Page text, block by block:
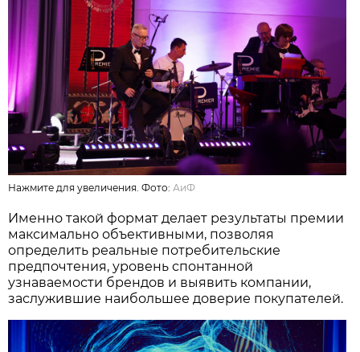
Нажмите для увеличения. Фото:АиФ
Именно такой формат делает результаты премии
максимально объективными, позволяя
определить реальные потребительские
предпочтения, уровень спонтанной
узнаваемости брендов и выявить компании,
заслужившие наибольшее доверие покупателей.